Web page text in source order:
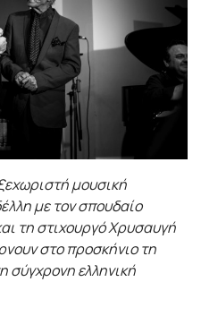
μουσική
με τον σπουδαίο
τη στιχουργό Χρυσαυγή
στο προσκήνιο τη
σύγχρονη ελληνική